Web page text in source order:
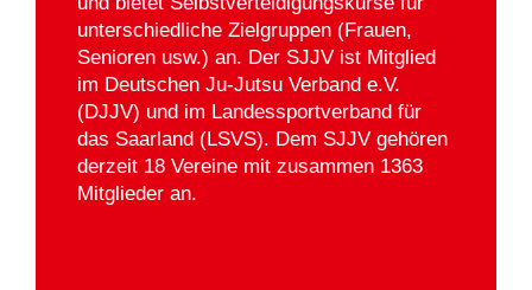
unterschiedliche Zielgruppen (Frauen,
Senioren usw.) an. Der SJJV ist Mitglied
im Deutschen Ju-Jutsu Verband e.V.
(DJJV) und im Landessportverband für
das Saarland (LSVS). Dem SJJV gehören
derzeit 18 Vereine mit zusammen 1363
Mitglieder an.